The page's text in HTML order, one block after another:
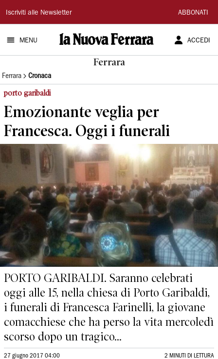
La
Nuova
Ferrara
Iscriviti alle Newsletter ABBONATI
MENU ACCEDI
Ferrara
Ferrara Cronaca
porto garibaldi
Emozionante veglia per
Francesca. Oggi i funerali
PORTO GARIBALDI. Saranno celebrati
oggi alle 15, nella chiesa di Porto Garibaldi,
i funerali di Francesca Farinelli, la giovane
comacchiese che ha perso la vita mercoledì
scorso dopo un tragico...
27 giugno 2017 04:00 2 MINUTI DI LETTURA